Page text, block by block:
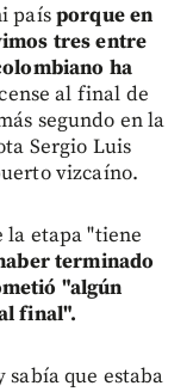
paísporque en
tres entre
ha
al final de
segundo en la
Sergio Luis
vizcaíno.
la etapa "tiene
terminado
"algún
final".
sabía que estaba